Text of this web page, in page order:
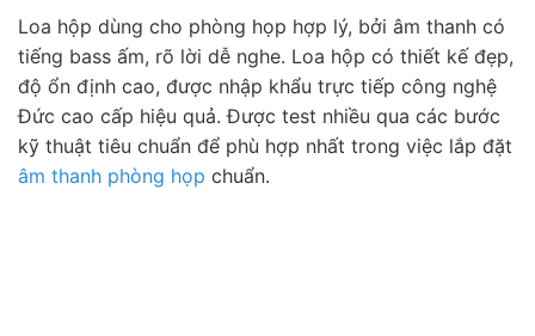
Loa hộp dùng cho phòng họp hợp lý, bởi âm thanh có
tiếng bass ấm, rõ lời dễ nghe. Loa hộp có thiết kế đẹp,
độ ổn định cao, được nhập khẩu trực tiếp công nghệ
Đức cao cấp hiệu quả. Được test nhiều qua các bước
kỹ thuật tiêu chuẩn để phù hợp nhất trong việc lắp đặt
âm thanh phòng họp chuẩn.